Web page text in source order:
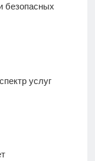
безопасных
услуг